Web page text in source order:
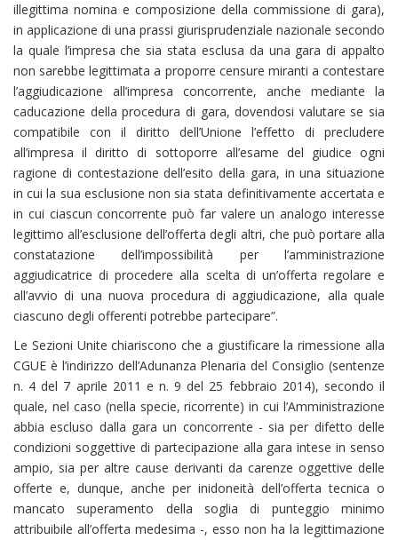
illegittima nomina e composizione della commissione di gara),
in applicazione di una prassi giurisprudenziale nazionale secondo
la quale l’impresa che sia stata esclusa da una gara di appalto
non sarebbe legittimata a proporre censure miranti a contestare
l’aggiudicazione all’impresa concorrente, anche mediante la
caducazione della procedura di gara, dovendosi valutare se sia
compatibile con il diritto dell’Unione l’effetto di precludere
all’impresa il diritto di sottoporre all’esame del giudice ogni
ragione di contestazione dell’esito della gara, in una situazione
in cui la sua esclusione non sia stata definitivamente accertata e
in cui ciascun concorrente può far valere un analogo interesse
legittimo all’esclusione dell’offerta degli altri, che può portare alla
constatazione dell’impossibilità per l’amministrazione
aggiudicatrice di procedere alla scelta di un’offerta regolare e
all’avvio di una nuova procedura di aggiudicazione, alla quale
ciascuno degli offerenti potrebbe partecipare”.
Le Sezioni Unite chiariscono che a giustificare la rimessione alla
CGUE è l’indirizzo dell’Adunanza Plenaria del Consiglio (sentenze
n. 4 del 7 aprile 2011 e n. 9 del 25 febbraio 2014), secondo il
quale, nel caso (nella specie, ricorrente) in cui l’Amministrazione
abbia escluso dalla gara un concorrente - sia per difetto delle
condizioni soggettive di partecipazione alla gara intese in senso
ampio, sia per altre cause derivanti da carenze oggettive delle
offerte e, dunque, anche per inidoneità dell’offerta tecnica o
mancato superamento della soglia di punteggio minimo
attribuibile all’offerta medesima -, esso non ha la legittimazione